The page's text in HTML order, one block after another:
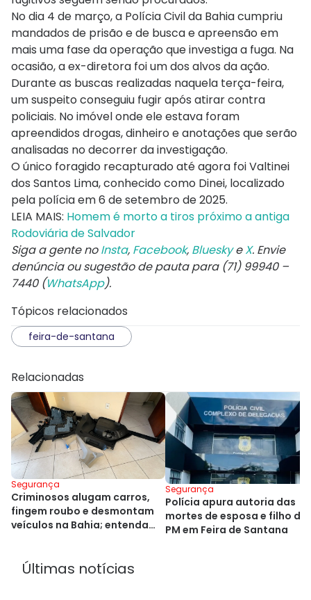
No dia 4 de março, a Polícia Civil da Bahiacumpriu
mandados de prisão e de busca e apreensão em
mais uma fase da operação que investiga a fuga. Na
ocasião, a ex-diretora foi um dos alvos da ação.
Durante as buscas realizadas naquela terça-feira,
um suspeito conseguiu fugir após atirar contra
policiais. No imóvel onde ele estava foram
apreendidos drogas, dinheiro e anotações que serão
analisadas no decorrer da investigação.
O único foragido recapturado até agora foi Valtinei
dos Santos Lima, conhecido como Dinei, localizado
pela polícia em 6 de setembro de 2025.
LEIA MAIS: Homem é morto a tiros próximo a antiga
Rodoviária de Salvador
Siga a gente noInsta, Facebook, BlueskyeX. Envie
denúncia ou sugestão de pauta para (71) 99940 –
7440 (WhatsApp).
Tópicos relacionados
feira-de-santana
Relacionadas
Segurança
Criminosos alugam carros,
fingem roubo e desmontam
veículos na Bahia; entenda
Segurança
Polícia apura autoria das
mortes de esposa e filho de
PM em Feira de Santana
Últimas notícias